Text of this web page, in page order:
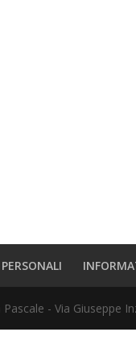
- Via Giuseppe